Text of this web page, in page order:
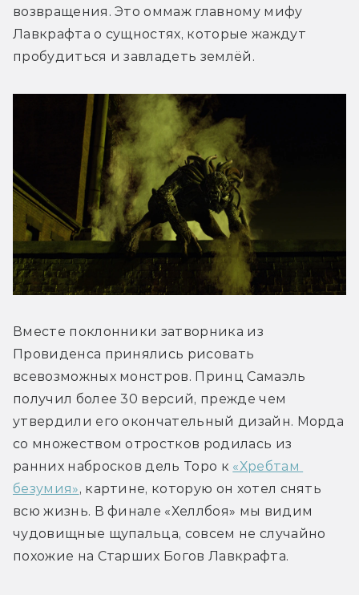
возвращения. Это оммаж главному мифу
Лавкрафта о сущностях, которые жаждут
пробудиться и завладеть землёй.
Вместе поклонники затворника из
Провиденса принялись рисовать
всевозможных монстров. Принц Самаэль
получил более 30 версий, прежде чем
утвердили его окончательный дизайн. Морда
со множеством отростков родилась из
ранних набросков дель Торо к «Хребтам
безумия», картине, которую он хотел снять
всю жизнь. В финале «Хеллбоя» мы видим
чудовищные щупальца, совсем не случайно
похожие на Старших Богов Лавкрафта.